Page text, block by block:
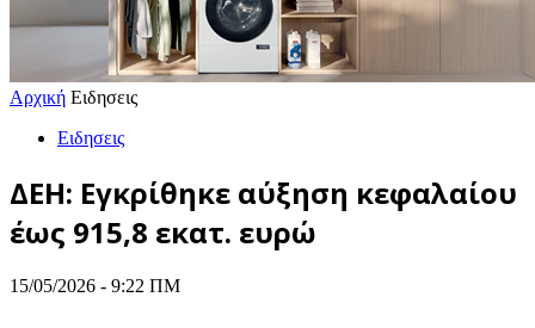
Αρχική Ειδησεις
Ειδησεις
ΔΕΗ: Εγκρίθηκε αύξηση κεφαλαίου
έως 915,8 εκατ. ευρώ
15/05/2026 - 9:22 ΠΜ